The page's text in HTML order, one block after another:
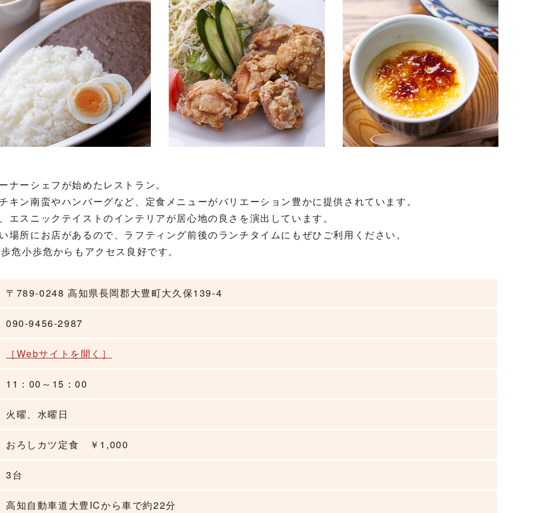
ーシェフが始めたレストラン。
キン南蛮やハンバーグなど、定食メニューがバリエーション豊かに提供されています。
エスニックテイストのインテリアが居心地の良さを演出しています。
場所にお店があるので、ラフティング前後のランチタイムにもぜひご利用ください。
危小歩危からもアクセス良好です。
〒789-0248 高知県長岡郡大豊町大久保139-4
090-9456-2987
［Webサイトを開く］
11：00～15 ：00
火曜、水曜日
おろしカツ定食 ￥1,000
3台
高知自動車道大豊ICから車で約22分